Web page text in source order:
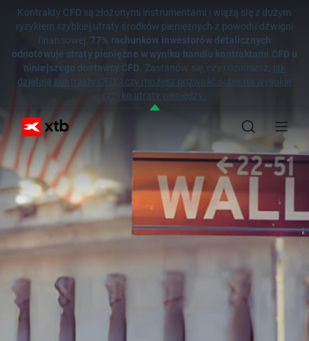
Kontrakty CFD są złożonymi instrumentami i wiążą się z dużym
ryzykiem szybkiej utraty środków pieniężnych z powodu dźwigni
finansowej. 77% rachunków inwestorów detalicznych
odnotowuje straty pieniężne w wyniku handlu kontraktami CFD u
niniejszego dostawcy CFD. Zastanów się, czy rozumiesz, jak
działają kontrakty CFD, i czy możesz pozwolić sobie na wysokie
ryzyko utraty pieniędzy.